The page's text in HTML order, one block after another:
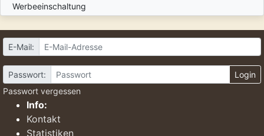
Werbeeinschaltung
E-Mail:
Passwort:
Login
Passwort vergessen
Info:
Kontakt
Statistiken